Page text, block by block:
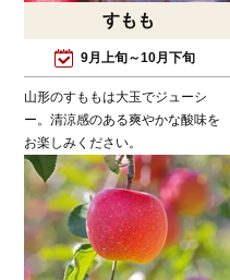
すもも
9月上旬～10月下旬
山形のすももは大玉でジューシ
ー。清涼感のある爽やかな酸味を
お楽しみください。